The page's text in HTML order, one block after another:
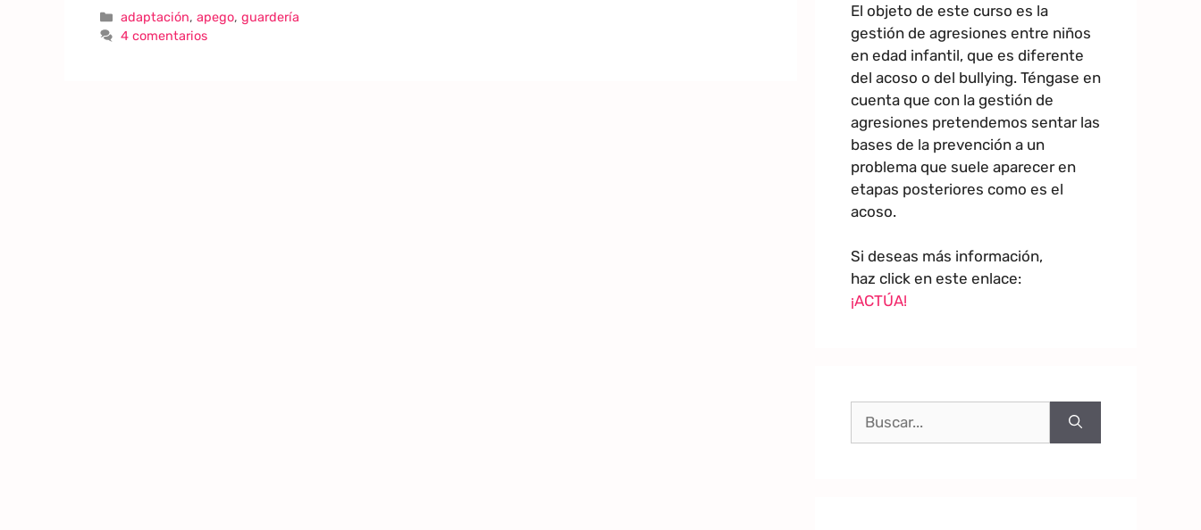
adaptación,apego,guardería
4 comentarios
El objeto de este curso es la
gestión de agresiones entre niños
en edad infantil, que es diferente
del acoso o del bullying. Téngase en
cuenta que con la gestión de
agresiones pretendemos sentar las
bases de la prevención a un
problema que suele aparecer en
etapas posteriores como es el
acoso.
Si deseas más información,
haz click en este enlace:
¡ACTÚA!